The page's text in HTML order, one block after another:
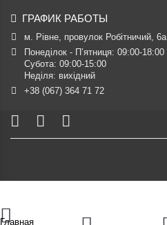
ГРАФИК РАБОТЫ
м. Рівне, провулок Робітничий, 6а
Понеділок - П’ятниця: 09:00-18:00
Субота: 09:00-15:00
Неділя: вихідний
+38 (067) 364 71 72
Главная